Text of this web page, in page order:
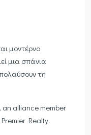
μοντέρνο
μια σπάνια
τη
an alliance member
Realty.